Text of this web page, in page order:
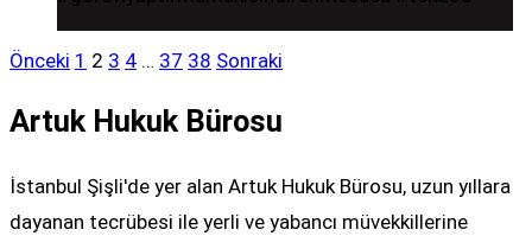
Önceki 1 2 3 4 … 37 38 Sonraki
Artuk Hukuk Bürosu
İstanbul Şişli'de yer alan Artuk Hukuk Bürosu, uzun yıllara
dayanan tecrübesi ile yerli ve yabancı müvekkillerine